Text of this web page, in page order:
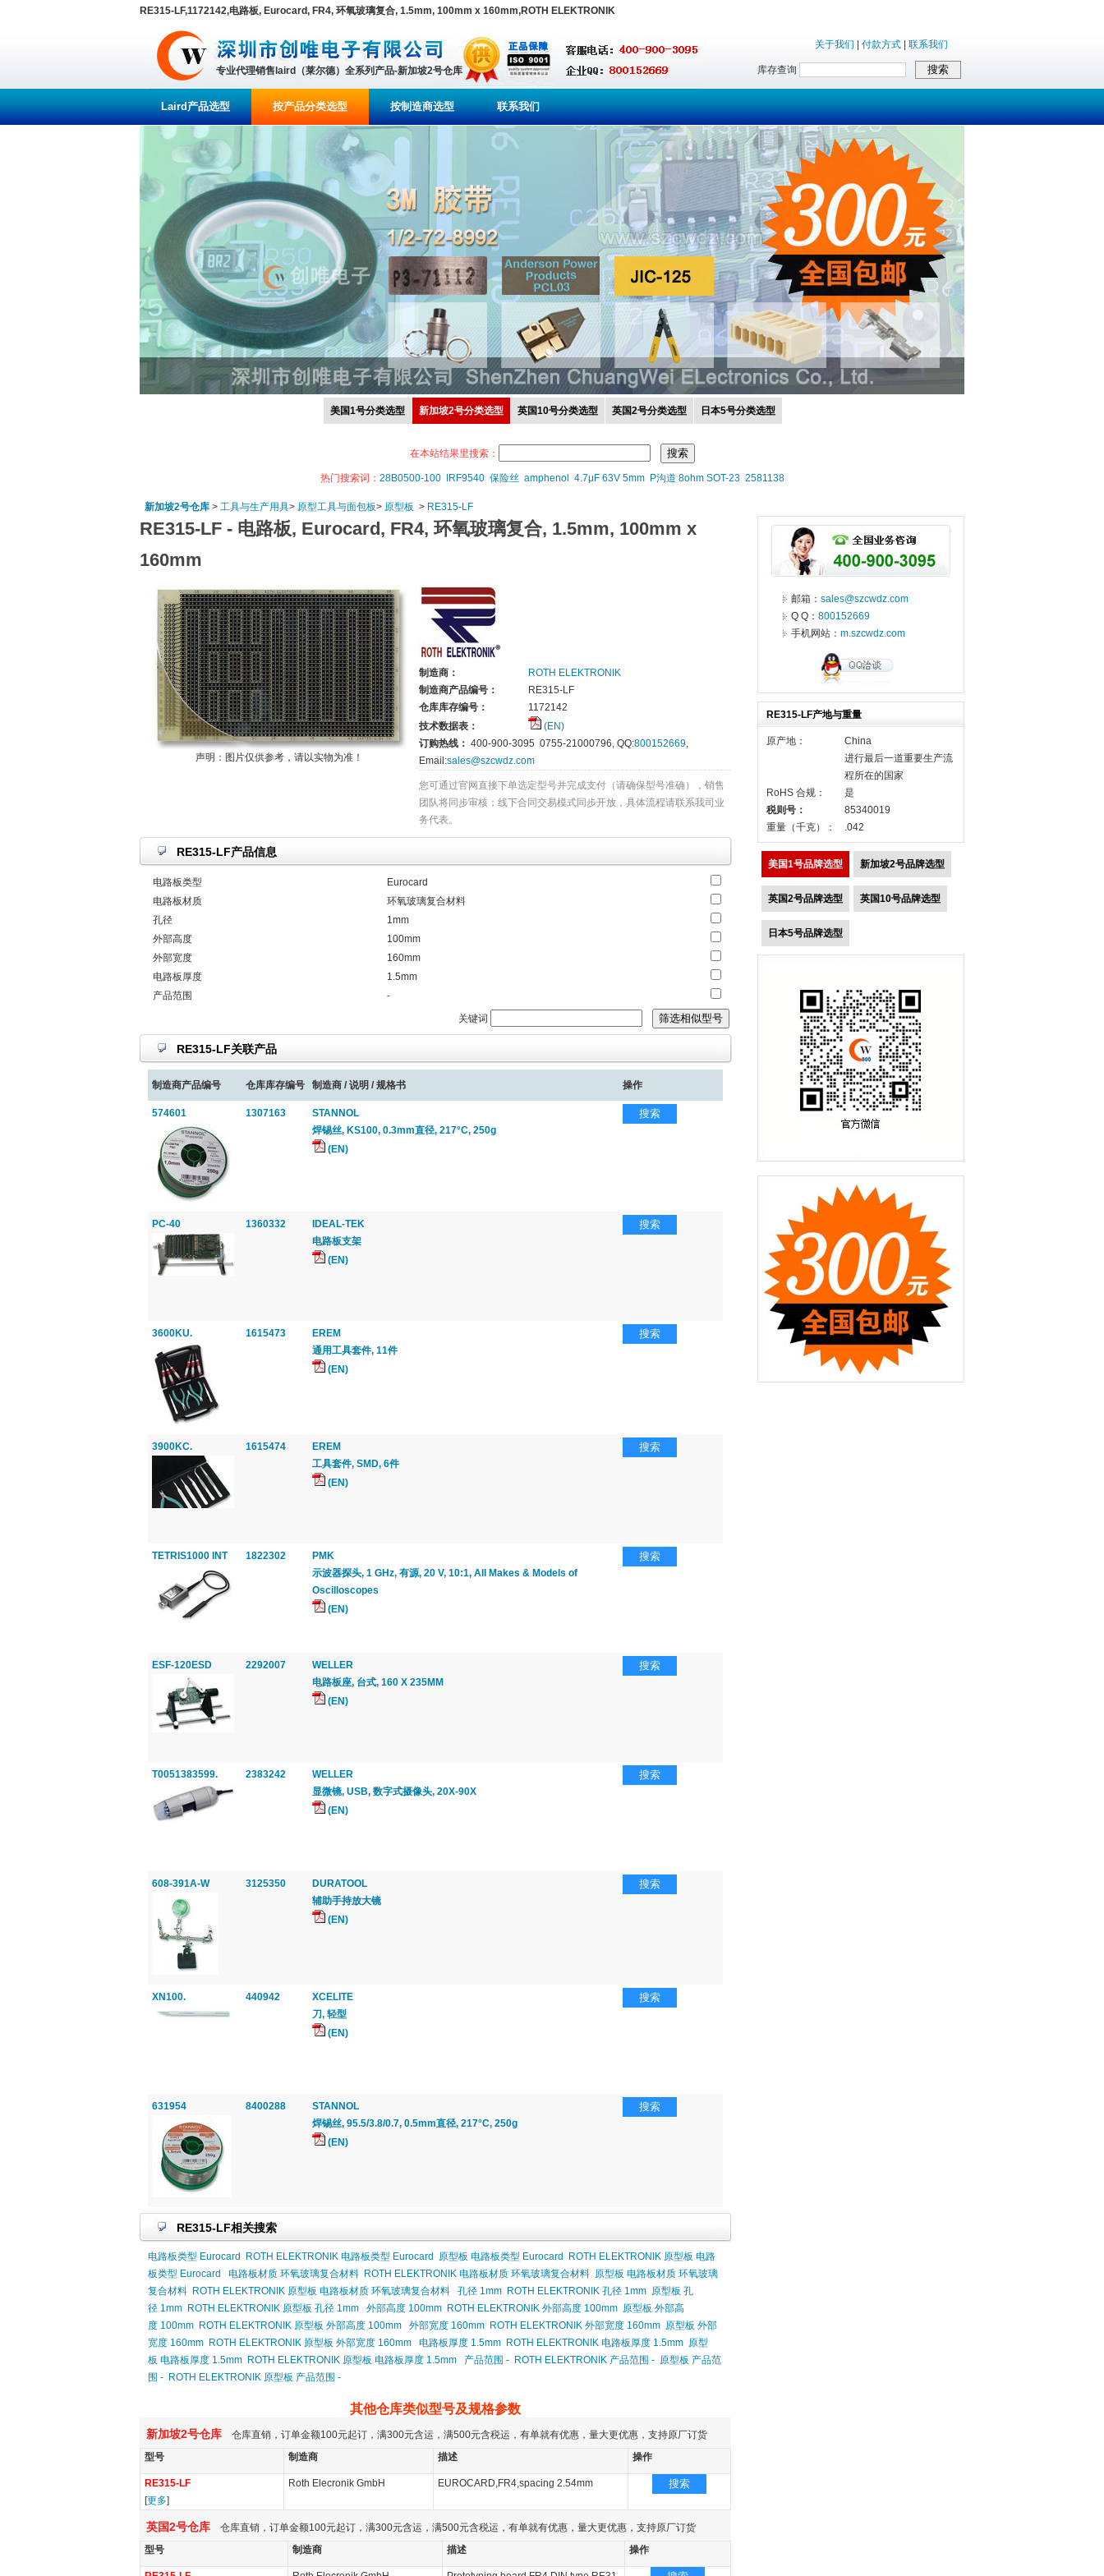
RE315-LF,1172142,电路板, Eurocard, FR4, 环氧玻璃复合, 1.5mm, 100mm x 160mm,ROTH ELEKTRONIK
专业代理销售laird（莱尔德）全系列产品-新加坡2号仓库
关于我们 付款方式 联系我们
库存查询
Laird产品选型 按产品分类选型 按制造商选型 联系我们
美国1号分类选型 新加坡2号分类选型 英国10号分类选型 英国2号分类选型 日本5号分类选型
在本站结果里搜索：
热门搜索词： 28B0500-100 IRF9540 保险丝 amphenol 4.7μF 63V 5mm P沟道 8ohm SOT-23 2581138
新加坡2号仓库 > 工具与生产用具> 原型工具与面包板> 原型板 > RE315-LF
RE315-LF - 电路板, Eurocard, FR4, 环氧玻璃复合, 1.5mm, 100mm x
160mm
声明：图片仅供参考，请以实物为准！
制造商：
ROTH ELEKTRONIK
制造商产品编号：
RE315-LF
仓库库存编号：
1172142
技术数据表：
(EN)
订购热线： 400-900-3095 0755-21000796, QQ:800152669,
Email:sales@szcwdz.com
您可通过官网直接下单选定型号并完成支付（请确保型号准确），销售
团队将同步审核；线下合同交易模式同步开放，具体流程请联系我司业
务代表。
RE315-LF产品信息
电路板类型
Eurocard
电路板材质
环氧玻璃复合材料
孔径
1mm
外部高度
100mm
外部宽度
160mm
电路板厚度
1.5mm
产品范围
-
关键词
RE315-LF关联产品
制造商产品编号 仓库库存编号 制造商 / 说明 / 规格书 操作
574601 1307163
STANNOL
焊锡丝, KS100, 0.3mm直径, 217°C, 250g
(EN)
搜索
PC-40 1360332
IDEAL-TEK
电路板支架
(EN)
搜索
3600KU. 1615473
EREM
通用工具套件, 11件
(EN)
搜索
3900KC. 1615474
EREM
工具套件, SMD, 6件
(EN)
搜索
TETRIS1000 INT 1822302
PMK
示波器探头, 1 GHz, 有源, 20 V, 10:1, All Makes & Models of
Oscilloscopes
(EN)
搜索
ESF-120ESD 2292007
WELLER
电路板座, 台式, 160 X 235MM
(EN)
搜索
T0051383599. 2383242
WELLER
显微镜, USB, 数字式摄像头, 20X-90X
(EN)
搜索
608-391A-W 3125350
DURATOOL
辅助手持放大镜
(EN)
搜索
XN100. 440942
XCELITE
刀, 轻型
(EN)
搜索
631954 8400288
STANNOL
焊锡丝, 95.5/3.8/0.7, 0.5mm直径, 217°C, 250g
(EN)
搜索
RE315-LF相关搜索
电路板类型 Eurocard ROTH ELEKTRONIK 电路板类型 Eurocard 原型板 电路板类型 Eurocard
ROTH ELEKTRONIK 原型板 电路
板类型 Eurocard
电路板材质 环氧玻璃复合材料 ROTH ELEKTRONIK 电路板材质 环氧玻璃复合材料 原型板 电路板材质 环氧玻璃
复合材料 ROTH ELEKTRONIK 原型板 电路板材质 环氧玻璃复合材料 孔径 1mm ROTH ELEKTRONIK 孔径 1mm 原型板 孔
径 1mm ROTH ELEKTRONIK 原型板 孔径 1mm 外部高度 100mm ROTH ELEKTRONIK 外部高度 100mm 原型板 外部高
度 100mm ROTH ELEKTRONIK 原型板 外部高度 100mm 外部宽度 160mm ROTH ELEKTRONIK 外部宽度 160mm 原型板 外部
宽度 160mm ROTH ELEKTRONIK 原型板 外部宽度 160mm 电路板厚度 1.5mm ROTH ELEKTRONIK 电路板厚度 1.5mm 原型
板 电路板厚度 1.5mm ROTH ELEKTRONIK 原型板 电路板厚度 1.5mm 产品范围 - ROTH ELEKTRONIK 产品范围 - 原型板 产品范
围 - ROTH ELEKTRONIK 原型板 产品范围 -
其他仓库类似型号及规格参数
新加坡2号仓库 仓库直销，订单金额100元起订，满300元含运，满500元含税运，有单就有优惠，量大更优惠，支持原厂订货
型号
制造商 描述 操作
RE315-LF
[更多]
Roth Elecronik GmbH EUROCARD,FR4,spacing 2.54mm 搜索
英国2号仓库 仓库直销，订单金额100元起订，满300元含运，满500元含税运，有单就有优惠，量大更优惠，支持原厂订货
型号
制造商 描述 操作
邮箱： sales@szcwdz.com
Q Q： 800152669
手机网站： m.szcwdz.com
RE315-LF产地与重量
原产地：
China
进行最后一道重要生产流
程所在的国家
RoHS 合规：
是
税则号：
85340019
重量（千克）：
.042
美国1号品牌选型 新加坡2号品牌选型
英国2号品牌选型 英国10号品牌选型
日本5号品牌选型